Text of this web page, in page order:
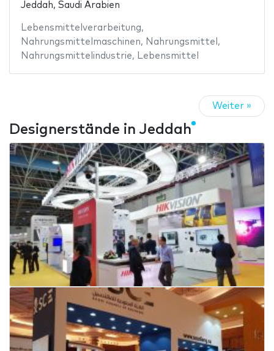
Jeddah, Saudi Arabien
Lebensmittelverarbeitung,
Nahrungsmittelmaschinen, Nahrungsmittel ,
Nahrungsmittelindustrie, Lebensmittel
Weiter »
Designerstände in Jeddah